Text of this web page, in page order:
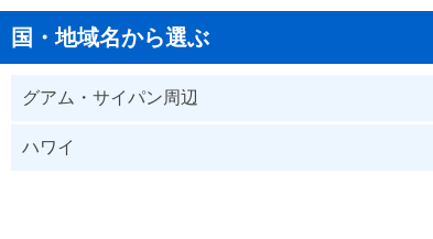
国・地域名から選ぶ
グアム・サイパン周辺
ハワイ